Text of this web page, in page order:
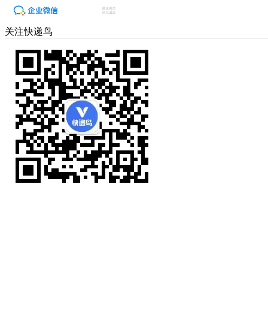
关注快递鸟